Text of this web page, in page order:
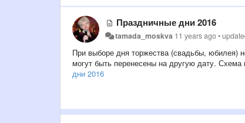
Праздничные дни 2016
tamada_moskva 11 years ago•
При выборе дня торжества (свадьбы, юбилея)
могут быть перенесены на другую дату.
дни 2016